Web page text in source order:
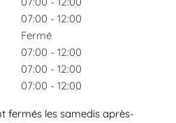
07:00 - 12:00
Fermé
07:00 - 12:00
07:00 - 12:00
07:00 - 12:00
fermés les samedis après-